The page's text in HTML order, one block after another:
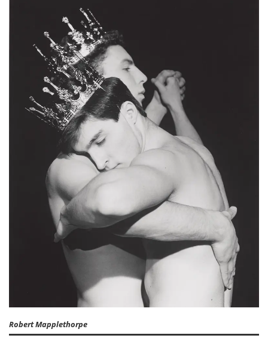
Robert Mapplethorpe